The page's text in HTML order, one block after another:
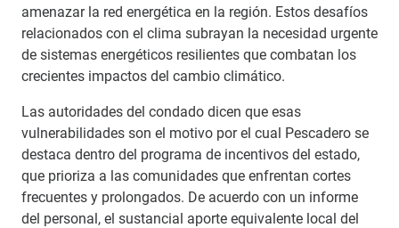
amenazar la red energética en la región. Estos desafíos
relacionados con el clima subrayan la necesidad urgente
de sistemas energéticos resilientes que combatan los
crecientes impactos del cambio climático.
Las autoridades del condado dicen que esas
vulnerabilidades son el motivo por el cual Pescadero se
destaca dentro del programa de incentivos del estado,
que prioriza a las comunidades que enfrentan cortes
frecuentes y prolongados. De acuerdo con un informe
del personal, el sustancial aporte equivalente local del